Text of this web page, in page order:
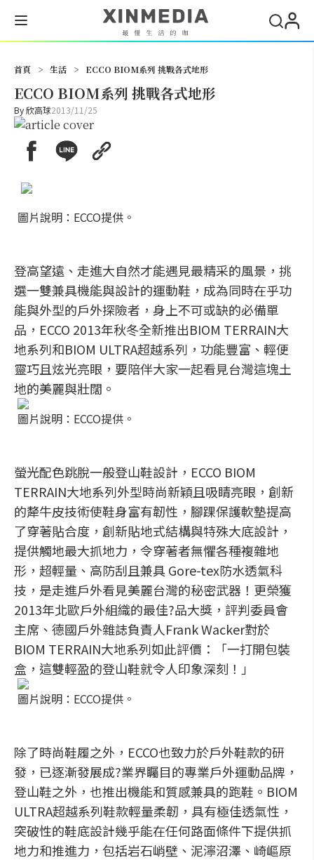
首頁 > 生活 > ECCO BIOM系列 挑戰各式地形
ECCO BIOM系列 挑戰各式地形
By欣高球2013/11/25
圖片說明：ECCO提供。
登高望遠、走進大自然才能遇見最精采的風景，挑
選一雙兼具機能與設計的運動鞋，成為同時在乎功
能與外型的戶外探險者，身上不可或缺的必備單
品，ECCO 2013年秋冬全新推出BIOM TERRAIN大
地系列和BIOM ULTRA超越系列，功能豐富、輕便
靈巧且炫光亮眼，要陪伴大家一起看見台灣這塊土
地的美麗與壯闊。
圖片說明：ECCO提供。
螢光配色跳脫一般登山鞋設計，ECCO BIOM
TERRAIN大地系列外型時尚新穎且吸睛亮眼，創新
的犛牛皮技術使鞋身富有韌性，腳踝保護軟墊提高
了穿著貼合度，創新貼地式結構與特殊大底設計，
提供觸地最大抓地力，令穿著者無懼各種複雜地
形，超輕量、高防刮且兼具 Gore-tex防水透氣科
技，是走進戶外看見美麗台灣的秘密武器！更榮獲
2013年北歐戶外組織的最佳?品大獎，評判委員會
主席、德國戶外雜誌負責人Frank Wacker對於
BIOM TERRAIN大地系列如此評價：「一打開包裝
盒，這雙輕盈的登山鞋就令人印象深刻！」
圖片說明：ECCO提供。
除了時尚鞋履之外，ECCO也致力於戶外鞋款的研
發，已逐漸發展成?業界矚目的專業戶外運動品牌，
登山鞋之外，也推出機能和質感兼具的跑鞋。BIOM
ULTRA超越系列鞋款輕量柔韌，具有極佳透氣性，
突破性的鞋底設計幾乎能在任何路面條件下提供抓
地力和推進力，包括岩石峭壁、泥濘沼澤、崎嶇原